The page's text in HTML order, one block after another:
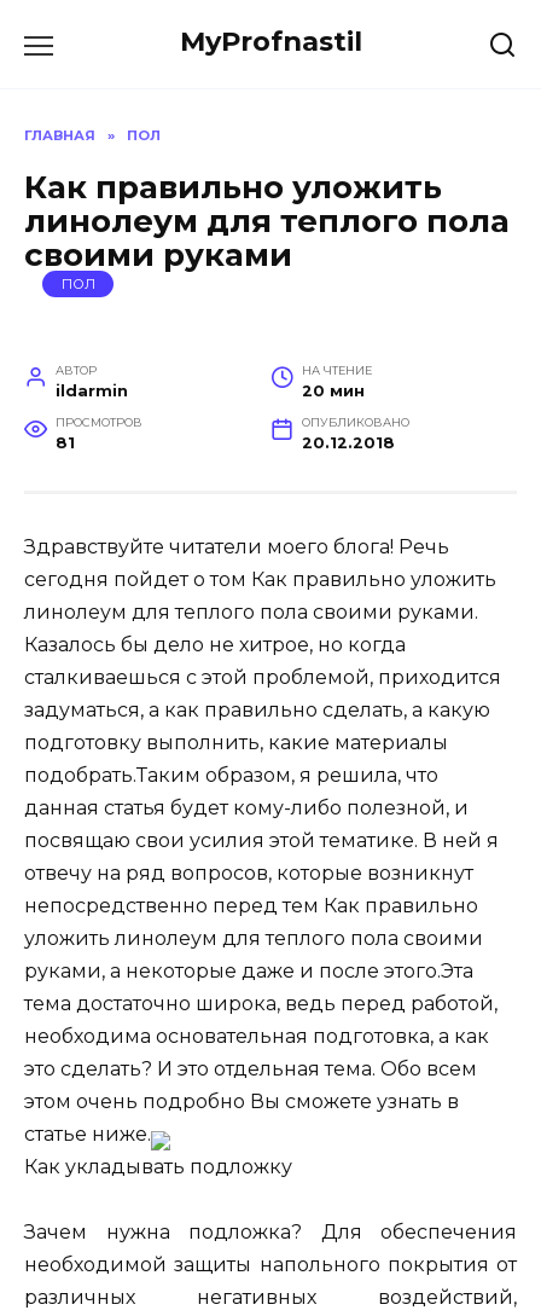
MyProfnastil
ГЛАВНАЯ » ПОЛ
Как правильно уложить
линолеум для теплого пола
своими руками
ПОЛ
АВТОР
ildarmin
НА ЧТЕНИЕ
20 мин
ПРОСМОТРОВ
81
ОПУБЛИКОВАНО
20.12.2018
Здравствуйте читатели моего блога! Речь
сегодня пойдет о том Как правильно уложить
линолеум для теплого пола своими руками.
Казалось бы дело не хитрое, но когда
сталкиваешься с этой проблемой, приходится
задуматься, а как правильно сделать, а какую
подготовку выполнить, какие материалы
подобрать.Таким образом, я решила, что
данная статья будет кому-либо полезной, и
посвящаю свои усилия этой тематике. В ней я
отвечу на ряд вопросов, которые возникнут
непосредственно перед тем Как правильно
уложить линолеум для теплого пола своими
руками, а некоторые даже и после этого.Эта
тема достаточно широка, ведь перед работой,
необходима основательная подготовка, а как
это сделать? И это отдельная тема. Обо всем
этом очень подробно Вы сможете узнать в
статье ниже.
Как укладывать подложку
Зачем нужна подложка? Для обеспечения
необходимой защиты напольного покрытия от
различных негативных воздействий,